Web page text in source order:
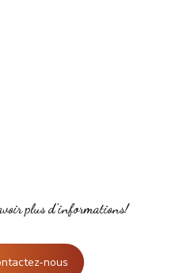
plus d’informations!
nous